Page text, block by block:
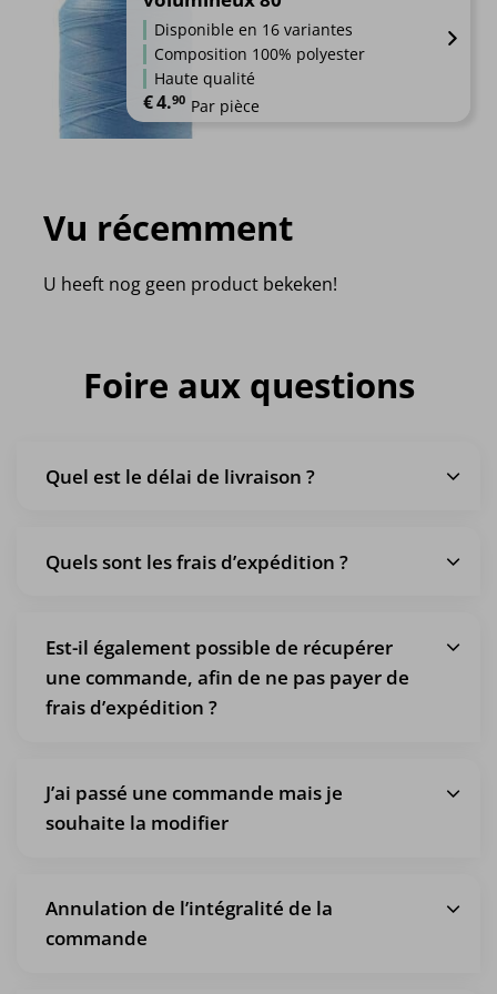
Disponible en 16 variantes
Composition 100% polyester
Haute qualité
€4.90 Par pièce
Vu récemment
U heeft nog geen product bekeken!
Foire aux questions
Quel est le délai de livraison ?
Quels sont les frais d’expédition ?
Est-il également possible de récupérer
une commande, afin de ne pas payer de
frais d’expédition ?
J’ai passé une commande mais je
souhaite la modifier
Annulation de l’intégralité de la
commande